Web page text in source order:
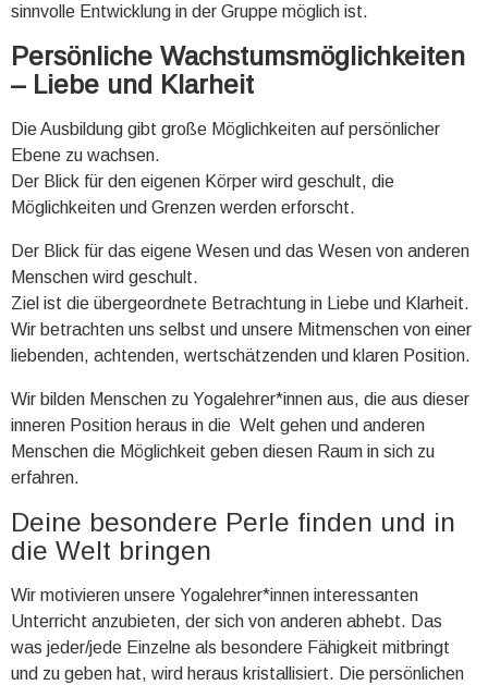
sinnvolle Entwicklung in der Gruppe möglich ist.
Persönliche Wachstumsmöglichkeiten
– Liebe und Klarheit
Die Ausbildung gibt große Möglichkeiten auf persönlicher
Ebene zu wachsen.
Der Blick für den eigenen Körper wird geschult, die
Möglichkeiten und Grenzen werden erforscht.
Der Blick für das eigene Wesen und das Wesen von anderen
Menschen wird geschult.
Ziel ist die übergeordnete Betrachtung in Liebe und Klarheit.
Wir betrachten uns selbst und unsere Mitmenschen von einer
liebenden, achtenden, wertschätzenden und klaren Position.
Wir bilden Menschen zu Yogalehrer*innen aus, die aus dieser
inneren Position heraus in die Welt gehen und anderen
Menschen die Möglichkeit geben diesen Raum in sich zu
erfahren.
Deine besondere Perle finden und in
die Welt bringen
Wir motivieren unsere Yogalehrer*innen interessanten
Unterricht anzubieten, der sich von anderen abhebt. Das
was jeder/jede Einzelne als besondere Fähigkeit mitbringt
und zu geben hat, wird heraus kristallisiert. Die persönlichen